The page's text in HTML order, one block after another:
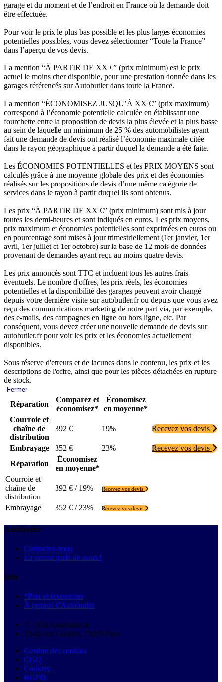
garage et du moment et de l’endroit en France où la demande doit
être effectuée.
Pour voir le prix le plus bas possible et les plus larges économies
potentielles possibles, vous devez sélectionner “Toute la France”
dans l’aperçu de vos devis.
La mention “À PARTIR DE XX €” (prix minimum) est le prix
actuel le moins cher disponible, pour une prestation donnée dans les
garages référencés sur Autobutler dans toute la France.
La mention “ÉCONOMISEZ JUSQU’À XX €” (prix maximum)
correspond à l’économie potentielle calculée en établissant une
fourchette entre la proposition de devis la plus élevée et la plus basse
au sein de laquelle un minimum de 25 % des automobilistes ayant
fait une demande de devis ont réalisé l’économie maximale citée
dans le rayon géographique à partir duquel la demande a été faite.
Les ÉCONOMIES POTENTIELLES et les PRIX MOYENS sont
calculés grâce à une moyenne globale des prix et des économies
réalisés sur les propositions de devis d’une même catégorie de
services dans le rayon à partir duquel ils sont obtenus.
Les prix “À PARTIR DE XX €” (prix minimum) sont mis à jour
toutes les demi-heures et sont indiqués en euros. Les prix moyens,
prix maximum et économies potentielles sont exprimées en euros ou
en pourcentage sont mises à jour trimestriellement (1er janvier, 1er
avril, 1er juillet et 1er octobre) sur la base de 12 mois de données
provenant de demandes ayant reçu au moins quatre devis.
Les prix annoncés sont TTC et incluent tous les autres frais
éventuels. Le nombre d'offres, les prix réels, les économies
potentielles et la disponibilité des garages peuvent avoir changé
depuis votre dernière visite sur autobutler.fr ou depuis que vous avez
reçu des communications marketing de notre part via, par exemple,
des e-mails, des campagnes en ligne ou hors ligne, etc. Par
conséquent, vous devez créer une nouvelle demande de devis sur
autobutler.fr pour voir les prix et les économies actuellement
disponibles.
Sous réserve d'erreurs et de lacunes dans le contenu, les prix et les
descriptions de l'offre, ainsi que pour les pièces détachées en rupture
de stock.
Fermer
Réparation
Comparez et
économisez*
Économisez
en moyenne*
Courroie et
chaîne de
distribution
392 € 19% Recevez vos devis
Embrayage 352 € 23%
Recevez vos devis
Réparation
Économisez
en moyenne*
Courroie et
chaîne de
distribution
392 € / 19% Recevez vos devis
Embrayage 352 € / 23% Recevez vos devis
Autobutler
Contactez-nous
La presse parle de nous !
Info
*Prix et économies
À propos d'Autobutler
© 2026 Autobutler.fr
18-26 rue Goubet, 75019 Paris
Gestion des cookies
CGU
Cookies
RGPD